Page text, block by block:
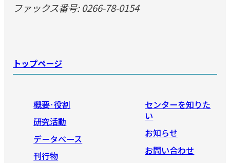
ファックス番号: 0266-78-0154
トップページ
概要·役割
研究活動
データベース
刊行物
センターを知りた
い
お知らせ
お問い合わせ